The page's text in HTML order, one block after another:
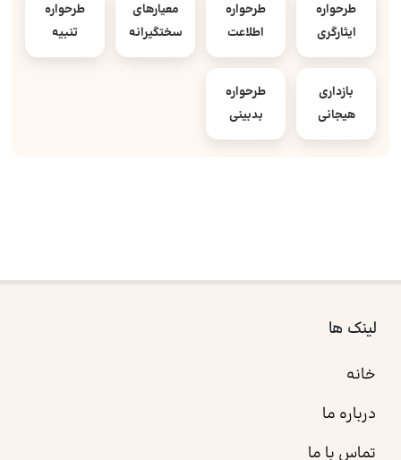
طرحواره
ایثارگری
طرحواره
اطلاعت
معیارهای
سختگیرانه
طرحواره
تنبیه
بازداری
هیجانی
طرحواره
بدبینی
لینک ها
خانه
درباره ما
تماس با ما